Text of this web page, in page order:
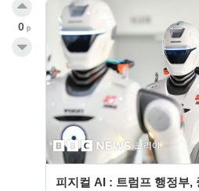
피지컬 AI : 트럼프 행정부,
0 p